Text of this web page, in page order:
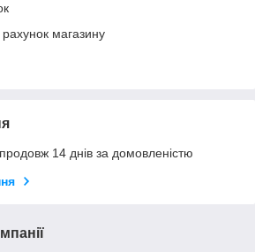
магазину
14 днів за домовленістю